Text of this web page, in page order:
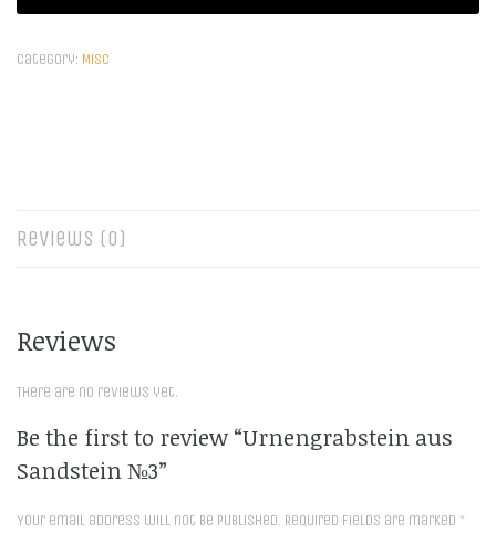
Category: Misc
Reviews (0)
Reviews
There are no reviews yet.
Be the first to review “Urnengrabstein aus
Sandstein №3”
Your email address will not be published. Required fields are marked *